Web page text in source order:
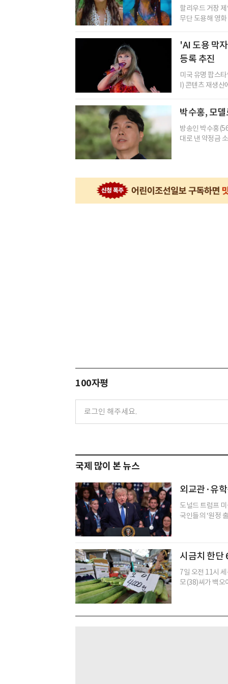
할리우드 거장
무단 도용해 영
'AI 도용 막
등록 추진
미국 유명 팝스
I) 콘텐츠 재생산
박수홍, 모
방송인 박수홍
대로 낸 약정금
100자평
국제 많이 본 뉴스
외교관·유
도널드 트럼프
국인들의 ‘원정
시금치 한단
7일 오전 11시
모(38)씨가 백오